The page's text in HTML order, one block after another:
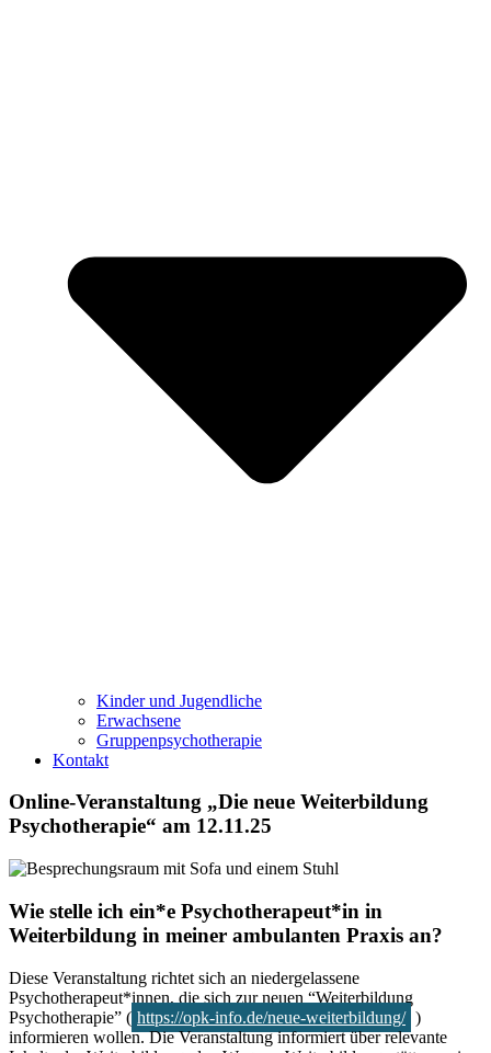
Kinder und Jugendliche
Erwachsene
Gruppenpsychotherapie
Kontakt
Online-Veranstaltung „Die neue Weiterbildung
Psychotherapie“ am 12.11.25
Wie stelle ich ein*e Psychotherapeut*in in
Weiterbildung in meiner ambulanten Praxis an?
Diese Veranstaltung richtet sich an niedergelassene
Psychotherapeut*innen, die sich zur neuen “Weiterbildung
Psychotherapie” ( https://opk-info.de/neue-weiterbildung/ )
informieren wollen. Die Veranstaltung informiert über relevante